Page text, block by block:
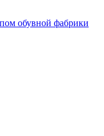
обувной фабрики